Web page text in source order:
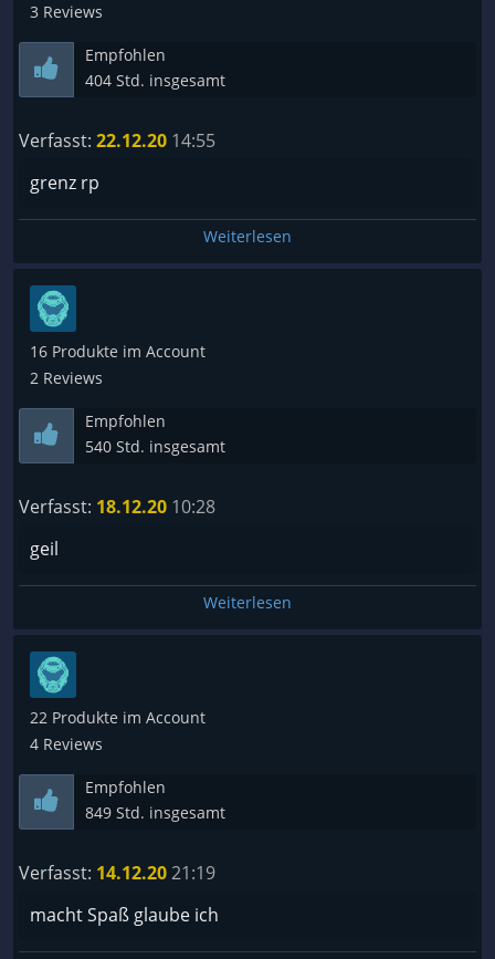
3 Reviews
Empfohlen
404 Std. insgesamt
Verfasst: 22.12.20 14:55
grenz rp
Weiterlesen
16 Produkte im Account
2 Reviews
Empfohlen
540 Std. insgesamt
Verfasst: 18.12.20 10:28
geil
Weiterlesen
22 Produkte im Account
4 Reviews
Empfohlen
849 Std. insgesamt
Verfasst: 14.12.2021:19
macht Spaß glaube ich